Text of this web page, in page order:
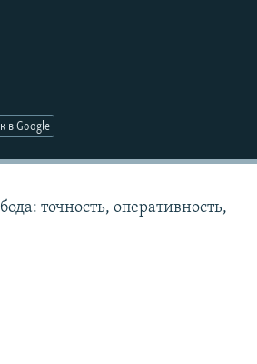
в Google
точность, оперативность,